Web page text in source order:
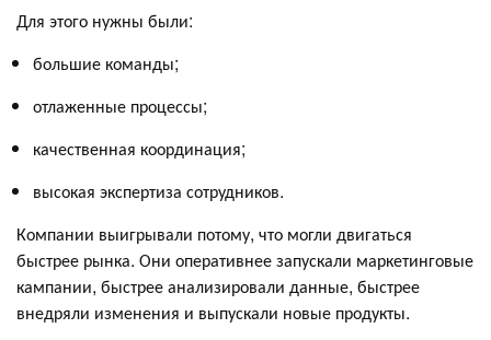
Для этого нужны были:
большие команды;
отлаженные процессы;
качественная координация;
высокая экспертиза сотрудников.
Компании выигрывали потому, что могли двигаться
быстрее рынка. Они оперативнее запускали маркетинговые
кампании, быстрее анализировали данные, быстрее
внедряли изменения и выпускали новые продукты.